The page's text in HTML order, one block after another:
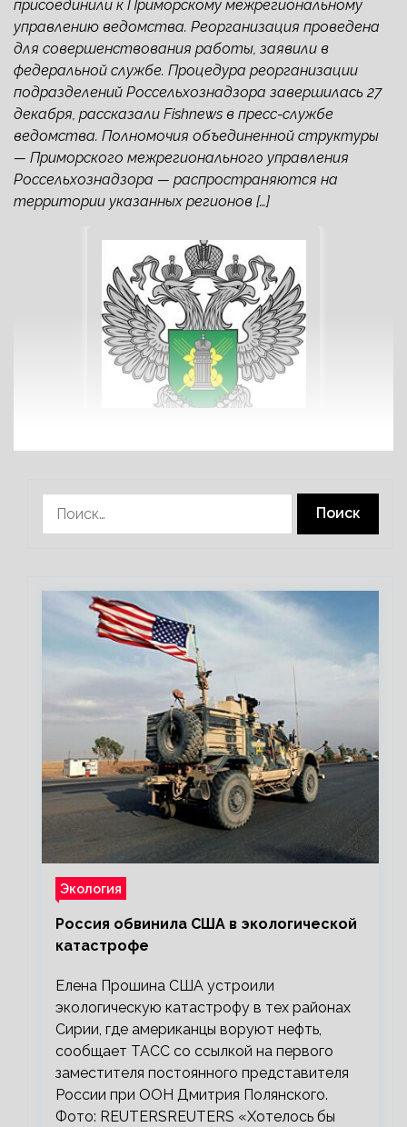
присоединили к Приморскому межрегиональному
управлению ведомства. Реорганизация проведена
для совершенствования работы, заявили в
федеральной службе. Процедура реорганизации
подразделений Россельхознадзора завершилась 27
декабря, рассказали Fishnews в пресс-службе
ведомства. Полномочия объединенной структуры
— Приморского межрегионального управления
Россельхознадзора — распространяются на
территории указанных регионов […]
Экология
Россия обвинила США в экологической
катастрофе
Елена Прошина США устроили
экологическую катастрофу в тех районах
Сирии, где американцы воруют нефть,
сообщает ТАСС со ссылкой на первого
заместителя постоянного представителя
России при ООН Дмитрия Полянского.
Фото: REUTERSREUTERS «Хотелось бы